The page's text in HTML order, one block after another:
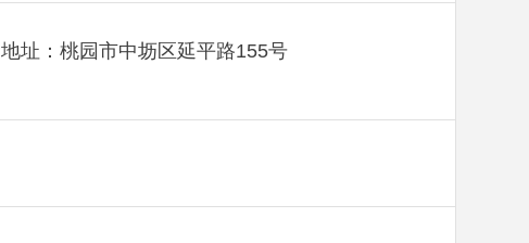
地址：桃园市中坜区延平路155号